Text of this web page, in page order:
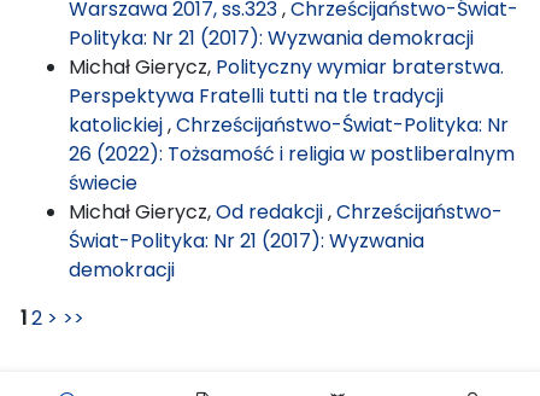
Warszawa 2017, ss.323,Chrześcijaństwo-Świat-
Polityka: Nr 21 (2017): Wyzwania demokracji
Michał Gierycz, Polityczny wymiar braterstwa.
Perspektywa Fratelli tutti na tle tradycji
katolickiej,Chrześcijaństwo-Świat-Polityka: Nr
26 (2022): Tożsamość i religia w postliberalnym
świecie
Michał Gierycz,Od redakcji,Chrześcijaństwo-
Świat-Polityka: Nr 21 (2017): Wyzwania
demokracji
12 > >>